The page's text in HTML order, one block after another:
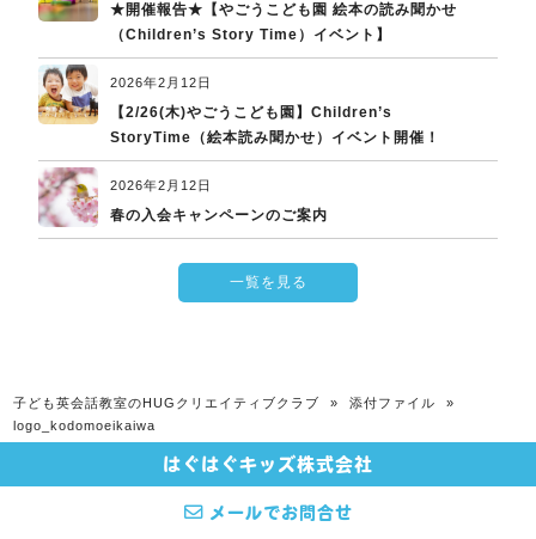
★開催報告★【やごうこども園 絵本の読み聞かせ
（Children’s Story Time）イベント】
2026年2月12日
【2/26(木)やごうこども園】Children’s
StoryTime（絵本読み聞かせ）イベント開催！
2026年2月12日
春の入会キャンペーンのご案内
一覧を見る
子ども英会話教室のHUGクリエイティブクラブ » 添付ファイル
»
logo_kodomoeikaiwa
はぐはぐキッズ株式会社
メールでお問合せ
© 2026 子ども英会話教室のHUGクリエイティブクラブ All rights Reserved.